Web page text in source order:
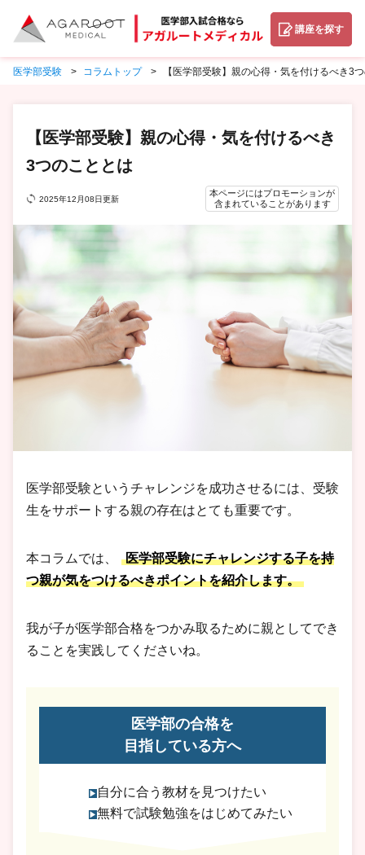
講座を探す
医学部受験 コラムトップ 【医学部受験】親の心得・気を付けるべき3
【医学部受験】親の心得・気を付けるべき
3つのこととは
2025年12月08日更新
本ページにはプロモーションが
含まれていることがあります
医学部受験というチャレンジを成功させるには、受験
生をサポートする親の存在はとても重要です。
本コラムでは、
医学部受験にチャレンジする子を持
つ親が気をつけるべきポイントを紹介します。
我が子が医学部合格をつかみ取るために親としてでき
ることを実践してくださいね。
医学部の合格を
目指している方へ
自分に合う教材を見つけたい
無料で試験勉強をはじめてみたい